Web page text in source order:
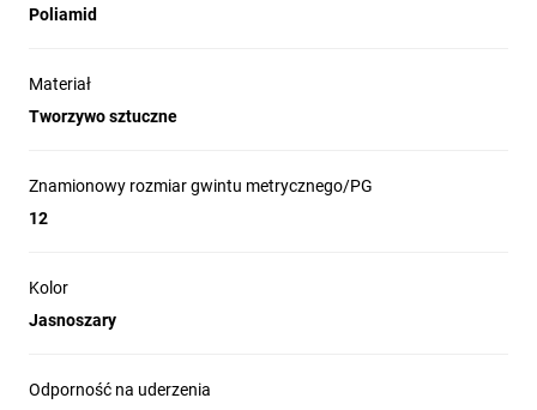
Poliamid
Materiał
Tworzywo sztuczne
Znamionowy rozmiar gwintu metrycznego/PG
12
Kolor
Jasnoszary
Odporność na uderzenia